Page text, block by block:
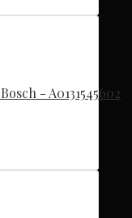
- A0131545602